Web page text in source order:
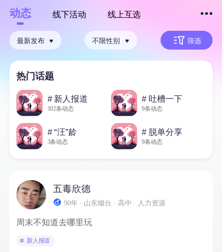
动态 线下活动 线上互选
下拉刷新
最新发布 不限性别 筛选
热门话题
# 新人报道
102条动态
# 吐槽一下
9条动态
# “汪”龄
3条动态
# 脱单分享
9条动态
五毒欣德
90年 · 山东烟台 · 高中 · 人力资源
周末不知道去哪里玩
新人报道